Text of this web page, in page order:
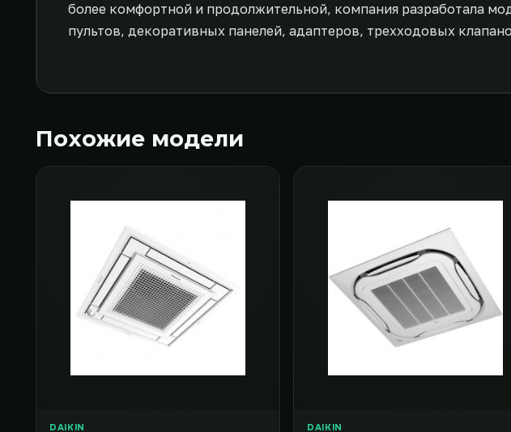
более комфортной и продолжительной, компания разработала
пультов, декоративных панелей, адаптеров, трехходовых
Похожие модели
DAIKIN DAIKIN